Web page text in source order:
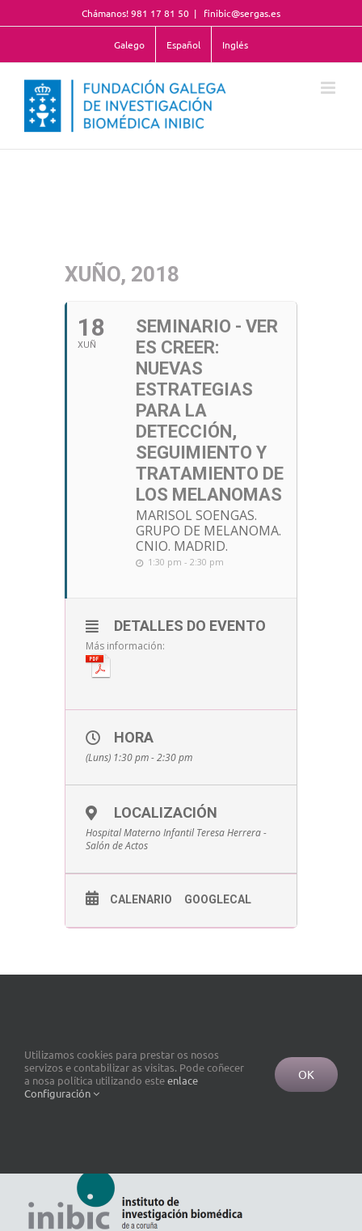
al
Chámanos! 981 17 81 50 | finibic@sergas.es
Galego Español Inglés
XUÑO, 2018
18
XUÑ
SEMINARIO - VER
ES CREER:
NUEVAS
ESTRATEGIAS
PARA LA
DETECCIÓN,
SEGUIMIENTO Y
TRATAMIENTO DE
LOS MELANOMAS
MARISOL SOENGAS.
GRUPO DE MELANOMA.
CNIO. MADRID.
1:30 pm - 2:30 pm
DETALLES DO EVENTO
Más información:
HORA
(Luns) 1:30 pm - 2:30 pm
LOCALIZACIÓN
Hospital Materno Infantil Teresa Herrera -
Salón de Actos
CALENARIO GOOGLECAL
Utilizamos cookies para prestar os nosos
servizos e contabilizar as visitas. Pode coñecer
a nosa política utilizando esteenlace
Configuración
OK